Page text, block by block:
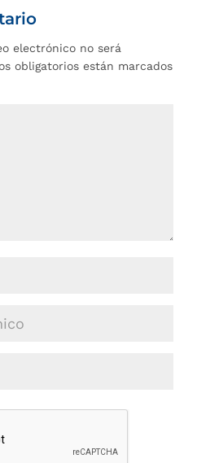
electrónico no será
obligatorios están marcados